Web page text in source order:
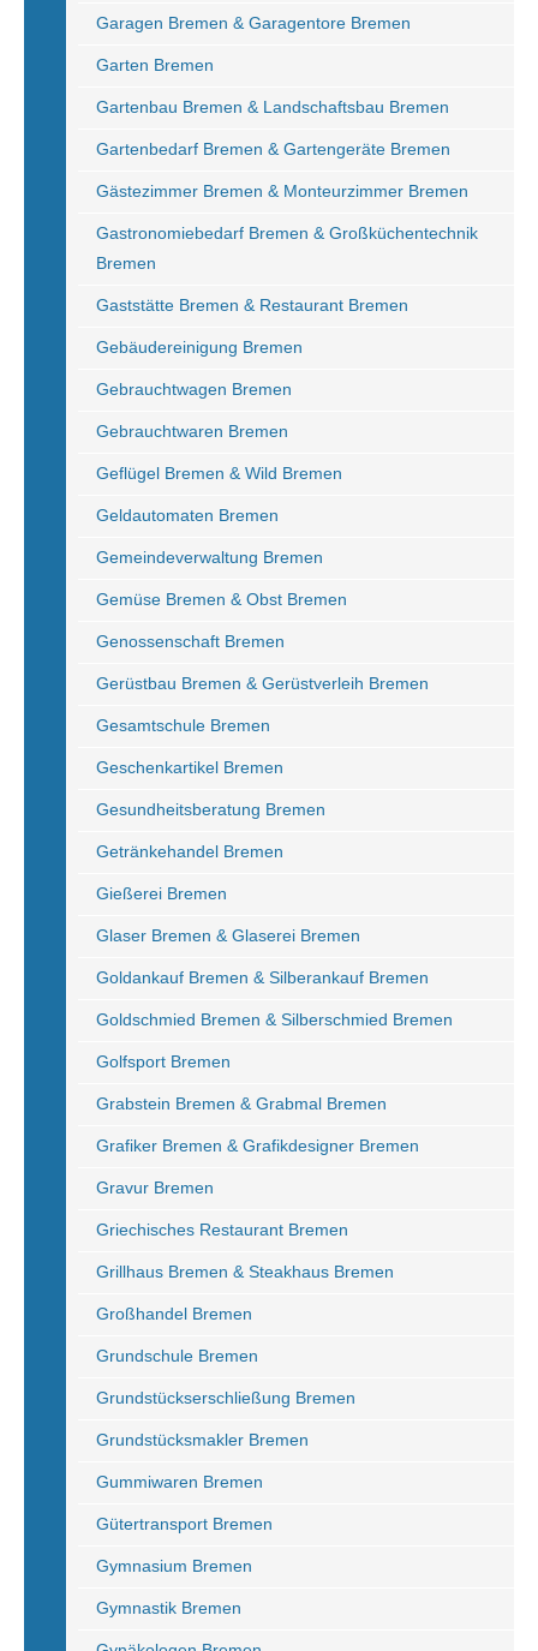
Garagen Bremen & Garagentore Bremen
Garten Bremen
Gartenbau Bremen & Landschaftsbau Bremen
Gartenbedarf Bremen & Gartengeräte Bremen
Gästezimmer Bremen & Monteurzimmer Bremen
Gastronomiebedarf Bremen & Großküchentechnik
Bremen
Gaststätte Bremen & Restaurant Bremen
Gebäudereinigung Bremen
Gebrauchtwagen Bremen
Gebrauchtwaren Bremen
Geflügel Bremen & Wild Bremen
Geldautomaten Bremen
Gemeindeverwaltung Bremen
Gemüse Bremen & Obst Bremen
Genossenschaft Bremen
Gerüstbau Bremen & Gerüstverleih Bremen
Gesamtschule Bremen
Geschenkartikel Bremen
Gesundheitsberatung Bremen
Getränkehandel Bremen
Gießerei Bremen
Glaser Bremen & Glaserei Bremen
Goldankauf Bremen & Silberankauf Bremen
Goldschmied Bremen & Silberschmied Bremen
Golfsport Bremen
Grabstein Bremen & Grabmal Bremen
Grafiker Bremen & Grafikdesigner Bremen
Gravur Bremen
Griechisches Restaurant Bremen
Grillhaus Bremen & Steakhaus Bremen
Großhandel Bremen
Grundschule Bremen
Grundstückserschließung Bremen
Grundstücksmakler Bremen
Gummiwaren Bremen
Gütertransport Bremen
Gymnasium Bremen
Gymnastik Bremen